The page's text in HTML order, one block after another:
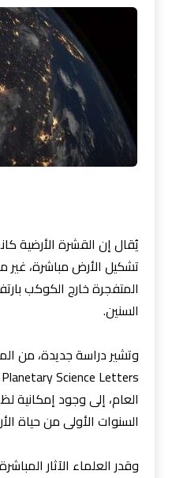
يُقال إن القشرة الأرضية
تشكيل الأرض مباشرة، غير
المتفجرة خارج الكوكب
السنين.
العام، إلى وجود إمكانية
السنوات الأولى من حياة
وقدر العلماء الآثار